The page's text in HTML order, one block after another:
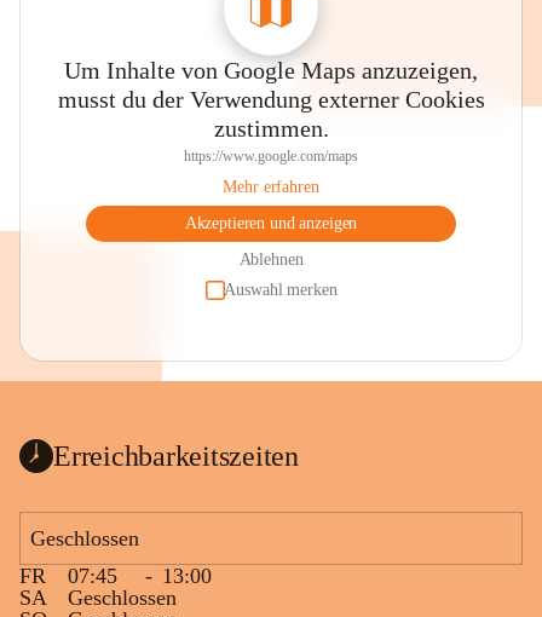
Um Inhalte von Google Maps anzuzeigen,
musst du der Verwendung externer Cookies
zustimmen.
https://www.google.com/maps
Mehr erfahren
Akzeptieren und anzeigen
Ablehnen
Auswahl merken
Erreichbarkeitszeiten
Geschlossen
FR
07:45 - 13:00
SA
Geschlossen